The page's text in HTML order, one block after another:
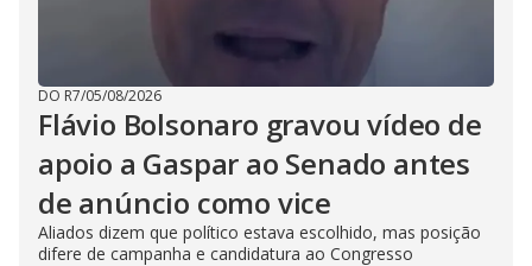
DO R7/05/08/2026
Flávio Bolsonaro gravou vídeo de
apoio a Gaspar ao Senado antes
de anúncio como vice
Aliados dizem que político estava escolhido, mas posição
difere de campanha e candidatura ao Congresso